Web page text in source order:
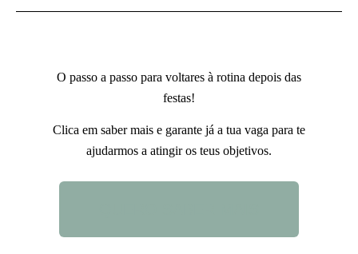
O passo a passo para voltares à rotina depois das
festas!
Clica em saber mais e garante já a tua vaga para te
ajudarmos a atingir os teus objetivos.